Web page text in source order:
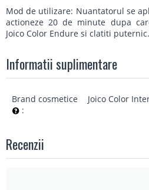
Mod de utilizare: Nuantatorul se
actioneze 20 de minute dupa
Joico Color Endure si clatiti puternic.
Informatii suplimentare
Brand cosmetice
:
Joico Color
Recenzii